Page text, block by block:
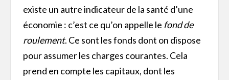
existe un autre indicateur de la santé d’une
économie : c’est ce qu’on appelle le fond de
roulement. Ce sont les fonds dont on dispose
pour assumer les charges courantes. Cela
prend en compte les capitaux, dont les